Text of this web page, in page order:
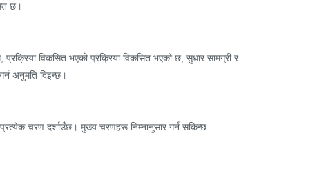
छ।
प्रक्रिया विकसित भएको प्रक्रिया विकसित भएको छ, सुधार सामग्री र
अनुमति दिइन्छ।
प्रत्येक चरण दर्शाउँछ। मुख्य चरणहरू निम्नानुसार गर्न सकिन्छ: